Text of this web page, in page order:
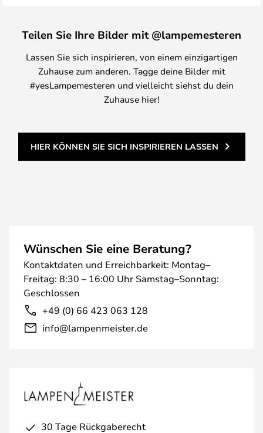
Teilen Sie Ihre Bilder mit @lampemesteren
Lassen Sie sich inspirieren, von einem einzigartigen
Zuhause zum anderen. Tagge deine Bilder mit
#yesLampemesteren und vielleicht siehst du dein
Zuhause hier!
HIER KÖNNEN SIE SICH INSPIRIEREN LASSEN
Wünschen Sie eine Beratung?
Kontaktdaten und Erreichbarkeit: Montag–
Freitag: 8:30 – 16:00 Uhr Samstag–Sonntag:
Geschlossen
+49 (0) 66 423 063 128
info@lampenmeister.de
30 Tage Rückgaberecht